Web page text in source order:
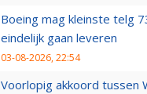
Boeing mag kleinste telg
eindelijk gaan leveren
03-08-2026, 22:54
Voorlopig akkoord tussen